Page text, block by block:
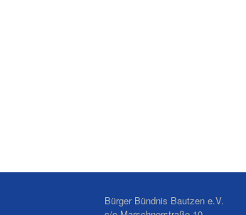
Bürger Bündnis Bautzen e.V.